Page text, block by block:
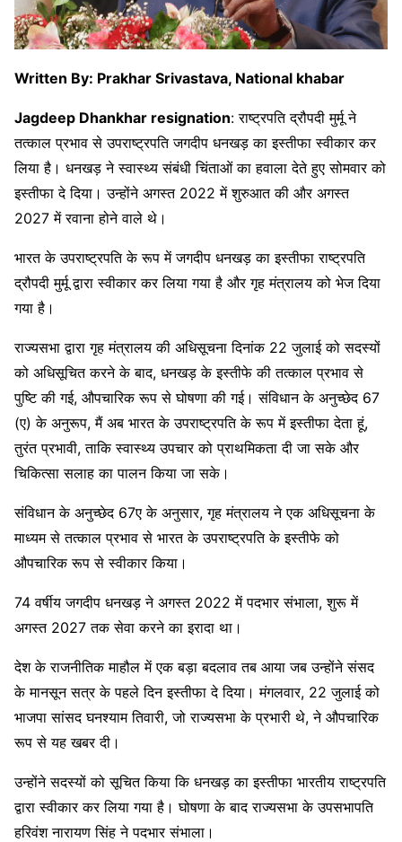
Written By: Prakhar Srivastava, National khabar
Jagdeep Dhankhar resignation: राष्ट्रपति द्रौपदी मुर्मू ने
तत्काल प्रभाव से उपराष्ट्रपति जगदीप धनखड़ का इस्तीफा स्वीकार कर
लिया है। धनखड़ ने स्वास्थ्य संबंधी चिंताओं का हवाला देते हुए सोमवार को
इस्तीफा दे दिया। उन्होंने अगस्त 2022 में शुरुआत की और अगस्त
2027 में रवाना होने वाले थे।
भारत के उपराष्ट्रपति के रूप में जगदीप धनखड़ का इस्तीफा राष्ट्रपति
द्रौपदी मुर्मू द्वारा स्वीकार कर लिया गया है और गृह मंत्रालय को भेज दिया
गया है।
राज्यसभा द्वारा गृह मंत्रालय की अधिसूचना दिनांक 22 जुलाई को सदस्यों
को अधिसूचित करने के बाद, धनखड़ के इस्तीफे की तत्काल प्रभाव से
पुष्टि की गई, औपचारिक रूप से घोषणा की गई। संविधान के अनुच्छेद 67
(ए) के अनुरूप, मैं अब भारत के उपराष्ट्रपति के रूप में इस्तीफा देता हूं,
तुरंत प्रभावी, ताकि स्वास्थ्य उपचार को प्राथमिकता दी जा सके और
चिकित्सा सलाह का पालन किया जा सके।
संविधान के अनुच्छेद 67ए के अनुसार, गृह मंत्रालय ने एक अधिसूचना के
माध्यम से तत्काल प्रभाव से भारत के उपराष्ट्रपति के इस्तीफे को
औपचारिक रूप से स्वीकार किया।
74 वर्षीय जगदीप धनखड़ ने अगस्त 2022 में पदभार संभाला, शुरू में
अगस्त 2027 तक सेवा करने का इरादा था।
देश के राजनीतिक माहौल में एक बड़ा बदलाव तब आया जब उन्होंने संसद
के मानसून सत्र के पहले दिन इस्तीफा दे दिया। मंगलवार, 22 जुलाई को
भाजपा सांसद घनश्याम तिवारी, जो राज्यसभा के प्रभारी थे, ने औपचारिक
रूप से यह खबर दी।
उन्होंने सदस्यों को सूचित किया कि धनखड़ का इस्तीफा भारतीय राष्ट्रपति
द्वारा स्वीकार कर लिया गया है। घोषणा के बाद राज्यसभा के उपसभापति
हरिवंश नारायण सिंह ने पदभार संभाला।